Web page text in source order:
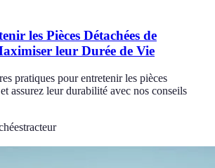
les Pièces Détachées de
leur Durée de Vie
pratiques pour entretenir les pièces
assurez leur durabilité avec nos conseils
tracteur